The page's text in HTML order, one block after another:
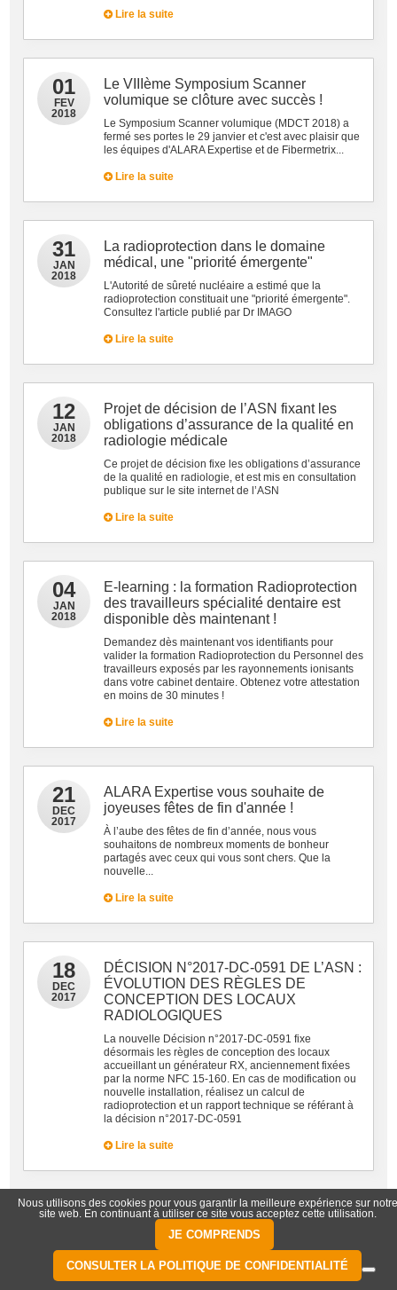
Lire la suite
01
FEV
2018
Le VIIIème Symposium Scanner
volumique se clôture avec succès !
Le Symposium Scanner volumique (MDCT 2018) a
fermé ses portes le 29 janvier et c'est avec plaisir que
les équipes d'ALARA Expertise et de Fibermetrix...
Lire la suite
31
JAN
2018
La radioprotection dans le domaine
médical, une "priorité émergente"
L'Autorité de sûreté nucléaire a estimé que la
radioprotection constituait une "priorité émergente".
Consultez l'article publié par Dr IMAGO
Lire la suite
12
JAN
2018
Projet de décision de l’ASN fixant les
obligations d’assurance de la qualité en
radiologie médicale
Ce projet de décision fixe les obligations d’assurance
de la qualité en radiologie, et est mis en consultation
publique sur le site internet de l’ASN
Lire la suite
04
JAN
2018
E-learning : la formation Radioprotection
des travailleurs spécialité dentaire est
disponible dès maintenant !
Demandez dès maintenant vos identifiants pour
valider la formation Radioprotection du Personnel des
travailleurs exposés par les rayonnements ionisants
dans votre cabinet dentaire. Obtenez votre attestation
en moins de 30 minutes !
Lire la suite
21
DEC
2017
ALARA Expertise vous souhaite de
joyeuses fêtes de fin d'année !
À l’aube des fêtes de fin d’année, nous vous
souhaitons de nombreux moments de bonheur
partagés avec ceux qui vous sont chers. Que la
nouvelle...
Lire la suite
18
DEC
2017
DÉCISION N°2017-DC-0591 DE L’ASN :
ÉVOLUTION DES RÈGLES DE
CONCEPTION DES LOCAUX
RADIOLOGIQUES
La nouvelle Décision n°2017-DC-0591 fixe
désormais les règles de conception des locaux
accueillant un générateur RX, anciennement fixées
par la norme NFC 15-160. En cas de modification ou
nouvelle installation, réalisez un calcul de
radioprotection et un rapport technique se référant à
la décision n°2017-DC-0591
Lire la suite
16
Les Organismes de contrôle de qualité
externe (OCQE) officiellement autorisés
à faire les contrôles qualité internes
Conformément aux dispositions prévues par l’article
R. 5212-29 du code de la santé publique , les
Nous utilisons des cookies pour vous garantir la meilleure expérience sur notre
site web. En continuant à utiliser ce site vous acceptez cette utilisation.
JE COMPRENDS
CONSULTER LA POLITIQUE DE CONFIDENTIALITÉ